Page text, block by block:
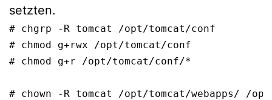
setzten.
# chgrp -R tomcat /opt/tomcat/conf
# chmod g+rwx /opt/tomcat/conf
# chmod g+r /opt/tomcat/conf/*
# chown -R tomcat /opt/tomcat/webapps/ /